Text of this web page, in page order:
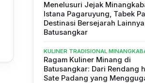
Menelusuri Jejak
Istana Pagaruyung, Tabek
Destinasi Bersejarah
Batusangkar
KULINER TRADISIONAL
Ragam Kuliner Minang di
Batusangkar: Dari Rendang
Sate Padang yang